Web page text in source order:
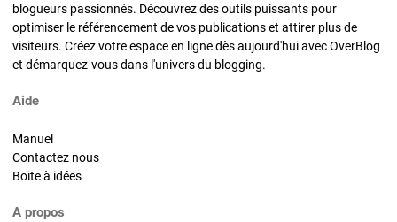
blogueurs passionnés. Découvrez des outils puissants pour
optimiser le référencement de vos publications et attirer plus de
visiteurs. Créez votre espace en ligne dès aujourd'hui avec OverBlog
et démarquez-vous dans l'univers du blogging.
Aide
Manuel
Contactez nous
Boite à idées
A propos